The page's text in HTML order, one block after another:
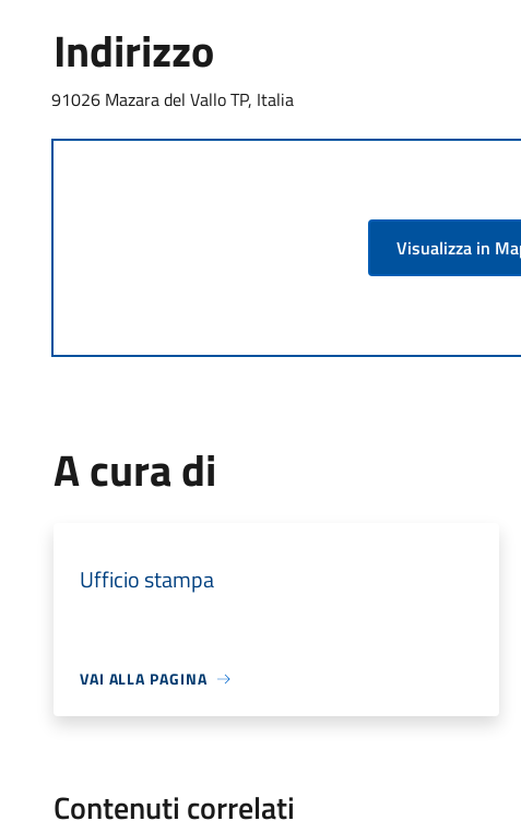
Indirizzo
91026 Mazara del Vallo TP, Italia
Visualizza in
A cura di
Ufficio stampa
VAI ALLA PAGINA
Contenuti correlati